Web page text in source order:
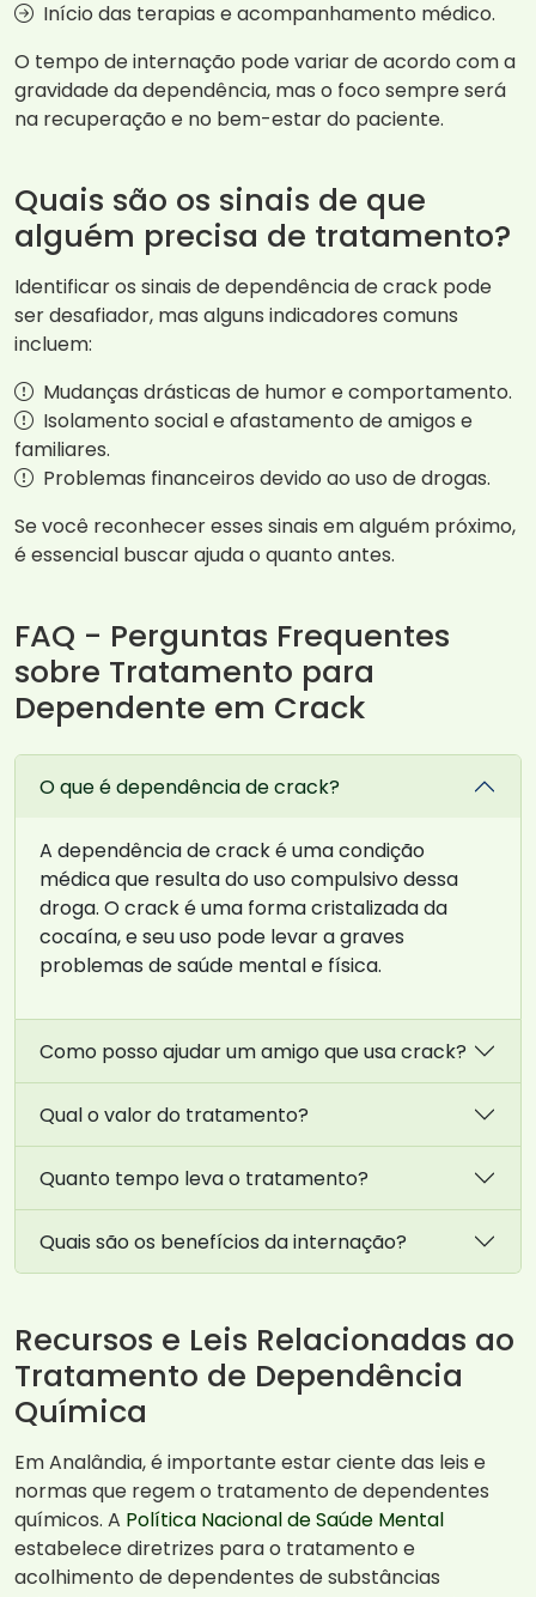
Início das terapias e acompanhamento médico.
O tempo de internação pode variar de acordo com a
gravidade da dependência, mas o foco sempre será
na recuperação e no bem-estar do paciente.
Quais são os sinais de que
alguém precisa de tratamento?
Identificar os sinais de dependência de crack pode
ser desafiador, mas alguns indicadores comuns
incluem:
Mudanças drásticas de humor e comportamento.
Isolamento social e afastamento de amigos e
familiares.
Problemas financeiros devido ao uso de drogas.
Se você reconhecer esses sinais em alguém próximo,
é essencial buscar ajuda o quanto antes.
FAQ - Perguntas Frequentes
sobre Tratamento para
Dependente em Crack
O que é dependência de crack?
A dependência de crack é uma condição
médica que resulta do uso compulsivo dessa
droga. O crack é uma forma cristalizada da
cocaína, e seu uso pode levar a graves
problemas de saúde mental e física.
Como posso ajudar um amigo que usa crack?
Qual o valor do tratamento?
Quanto tempo leva o tratamento?
Quais são os benefícios da internação?
Recursos e Leis Relacionadas ao
Tratamento de Dependência
Química
Em Analândia, é importante estar ciente das leis e
normas que regem o tratamento de dependentes
químicos. A Política Nacional de Saúde Mental
estabelece diretrizes para o tratamento e
acolhimento de dependentes de substâncias